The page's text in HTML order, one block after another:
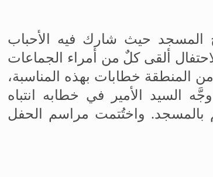
المسجد حيث شارك فيه الأحباب
ألقى كلٌ من أمراء الجماعات
المنطقة خطابات بهذه المناسبة،
السيد الأمير في خطابه انتباه
بالمسجد. واختُتمت مراسم الحفل